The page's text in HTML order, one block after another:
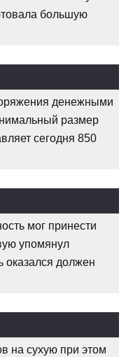
большую
денежными
размер
сегодня 850
мог принести
упомянул
оказался должен
на сухую при этом